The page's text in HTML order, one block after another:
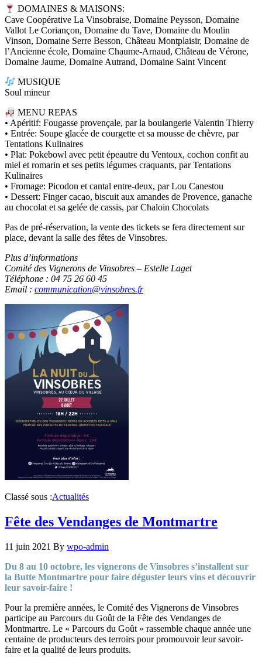
DOMAINES & MAISONS:
Cave Coopérative La Vinsobraise, Domaine Peysson, Domaine
Vallot Le Coriançon, Domaine du Tave, Domaine du Moulin
Vinson, Domaine Serre Besson, Château Montplaisir, Domaine de
l’Ancienne école, Domaine Chaume-Arnaud, Château de Vérone,
Domaine Jaume, Domaine Autrand, Domaine Saint Vincent
MUSIQUE
Soul mineur
MENU REPAS
• Apéritif: Fougasse provençale, par la boulangerie Valentin Thierry
• Entrée: Soupe glacée de courgette et sa mousse de chèvre, par
Tentations Kulinaires
• Plat: Pokebowl avec petit épeautre du Ventoux, cochon confit au
miel et romarin et ses petits légumes craquants, par Tentations
Kulinaires
• Fromage: Picodon et cantal entre-deux, par Lou Canestou
• Dessert: Finger cacao, biscuit aux amandes de Provence, ganache
au chocolat et sa gelée de cassis, par Chaloin Chocolats
Pas de pré-réservation, la vente des tickets se fera directement sur
place, devant la salle des fêtes de Vinsobres.
Plus d’informations
Comité des Vignerons de Vinsobres – Estelle Laget
Téléphone : 04 75 26 60 45
Email : communication@vinsobres.fr
Classé sous :Actualités
Fête des Vendanges de Montmartre
11 juin 2021 By wpo-admin
Du 8 au 10 octobre, les vignerons de Vinsobres s’installent sur
la Butte Montmartre pour faire déguster leurs vins et découvrir
leur savoir-faire !
Pour la première années, le Comité des Vignerons de Vinsobres
participe au Parcours du Goût de la Fête des Vendanges de
Montmartre. Le « Parcours du Goût » rassemble chaque année une
centaine de producteurs des terroirs pour promouvoir leur savoir-
faire et la qualité de leurs produits.